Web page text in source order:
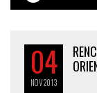
04
NOV2013